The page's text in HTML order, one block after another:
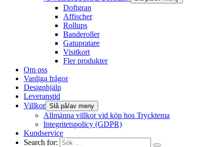
Doftgran
Affischer
Rollups
Banderoller
Gatupratare
Visitkort
Fler produkter
Om oss
Vanliga frågor
Designhjälp
Leveranstid
Villkor Slå på/av meny
Allmänna villkor vid köp hos Trycktema
Integritetspolicy (GDPR)
Kundservice
Search for: